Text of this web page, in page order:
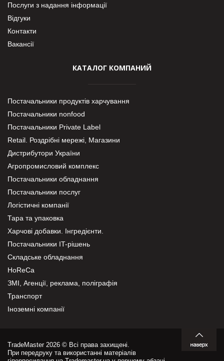
Послуги з надання інформації
Відгуки
Контакти
Вакансії
КАТАЛОГ КОМПАНИЙ
Постачальники продуктів харчування
Постачальники nonfood
Постачальники Private Label
Retail. Роздрібні мережі, Магазини
Дистрибутори України
Агропромисловий комплекс
Постачальники обладнання
Постачальники послуг
Логістичні компанії
Тара та упаковка
Харчові добавки. Інгредієнти.
Постачальники IT-рішень
Складське обладнання
HoReCa
ЗМІ, Агенції, реклама, поліграфія
Транспорт
Іноземні компанії
TradeMaster 2026 © Всі права захищені.
При передруку та використанні матеріалів